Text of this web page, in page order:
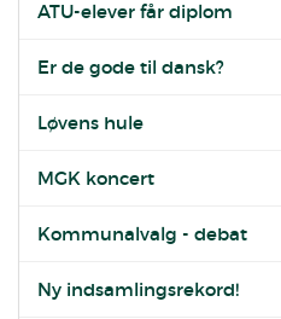
ATU-elever får diplom
Er de gode til dansk?
Løvens hule
MGK koncert
Kommunalvalg - debat
Ny indsamlingsrekord!